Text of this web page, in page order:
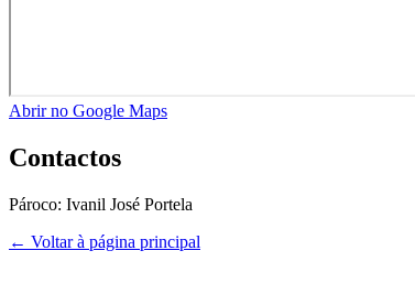
Abrir no Google Maps
Contactos
Pároco: Ivanil José Portela
← Voltar à página principal